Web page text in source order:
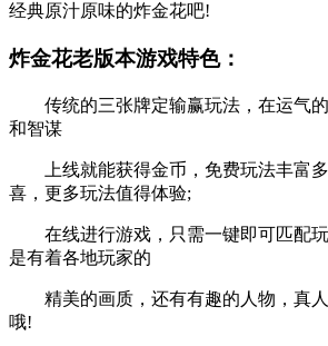
经典原汁原味的炸金花吧!
炸金花老版本游戏特色：
传统的三张牌定输赢玩法，在运气的
和智谋
上线就能获得金币，免费玩法丰富多
喜，更多玩法值得体验;
在线进行游戏，只需一键即可匹配玩
是有着各地玩家的
精美的画质，还有有趣的人物，真人
哦!